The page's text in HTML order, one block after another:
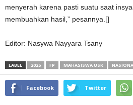
menyerah karena pasti suatu saat
membuahkan hasil,” pesannya.[]
Editor: Nasywa Nayyara Tsany
LABEL 2025 FP MAHASISWA USK
Facebook Twitter